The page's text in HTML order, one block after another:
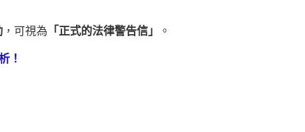
，可視為 「正式的法律警告信」
。
！